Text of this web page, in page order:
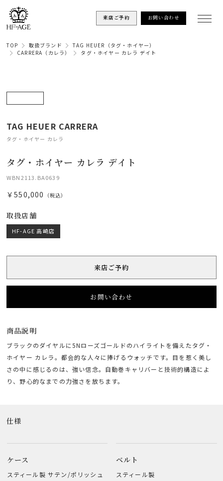
来店ご予約 お問い合わせ
TOP 取扱ブランド
TAG HEUER（タグ・ホイヤー）
CARRERA（カレラ）
タグ・ホイヤー カレラ デイト
TAG HEUER CARRERA
タグ・ホイヤー カレラ
タグ・ホイヤー カレラ デイト
WBN2113.BA0639
￥550,000 （税込）
取扱店舗
HF-AGE 高崎店
来店ご予約
お問い合わせ
商品説明
ブラックのダイヤルに5Nローズゴールドのハイライトを備えたタグ・
ホイヤー カレラ。都会的な人々に捧げるウォッチです。目を惹く美し
さの中に感じるのは、強い信念。自動巻キャリバーと技術的構造によ
り、野心的なまでの力強さを放ちます。
仕様
ケース
スティール製 サテン/ポリッシュ
ベルト
スティール製